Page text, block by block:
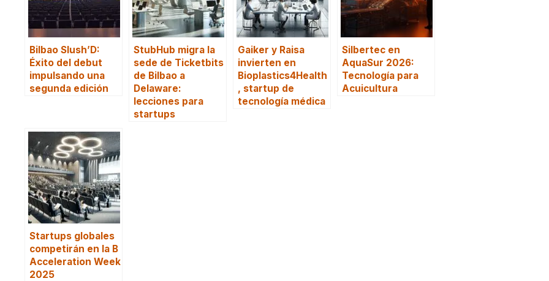
Bilbao Slush’D:
Éxito del debut
impulsando una
segunda edición
StubHub migra la
sede de Ticketbits
de Bilbao a
Delaware:
lecciones para
startups
Gaiker y Raisa
invierten en
Bioplastics4Health
, startup de
tecnología médica
Silbertec en
AquaSur 2026:
Tecnología para
Acuicultura
Startups globales
competirán en la B
Acceleration Week
2025